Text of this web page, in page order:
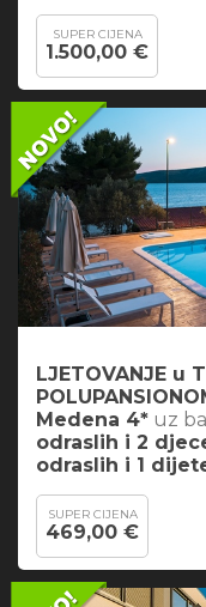
SUPER CIJENA
1.500,00 €
LJETOVANJE u
Medena 4* uz
odraslih i 2
odraslih i 1
SUPER CIJENA
469,00 €